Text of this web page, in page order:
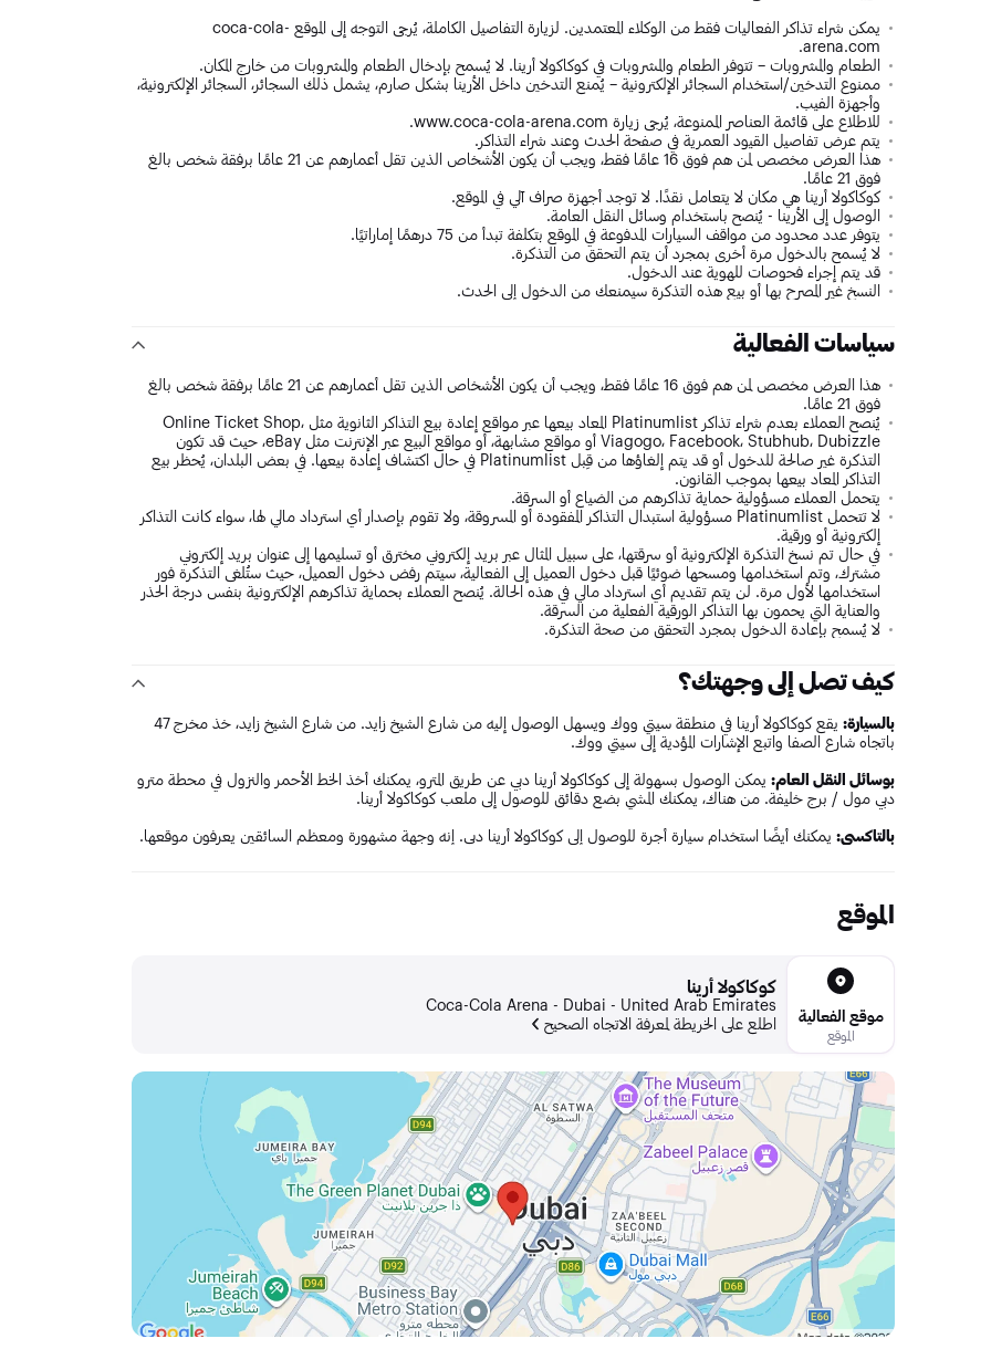
يمكن شراء تذاكر الفعاليات فقط من الوكلاء المعتمدين. لزيارة التفاصيل الكاملة، يُرجى التوجه إلى الموقع coca-cola-
arena.com.
الطعام والمشروبات – تتوفر الطعام والمشروبات في كوكاكولا أرينا. لا يُسمح بإدخال الطعام والمشروبات من خارج المكان.
ممنوع التدخين/استخدام السجائر الإلكترونية – يُمنع التدخين داخل الأرينا بشكل صارم، يشمل ذلك السجائر، السجائر الإلكترونية،
وأجهزة الفيب.
للاطلاع على قائمة العناصر الممنوعة، يُرجى زيارة www.coca-cola-arena.com.
يتم عرض تفاصيل القيود العمرية في صفحة الحدث وعند شراء التذاكر.
هذا العرض مخصص لمن هم فوق 16 عامًا فقط، ويجب أن يكون الأشخاص الذين تقل أعمارهم عن 21 عامًا برفقة شخص بالغ
فوق 21 عامًا.
كوكاكولا أرينا هي مكان لا يتعامل نقدًا. لا توجد أجهزة صراف آلي في الموقع.
الوصول إلى الأرينا - يُنصح باستخدام وسائل النقل العامة.
يتوفر عدد محدود من مواقف السيارات المدفوعة في الموقع بتكلفة تبدأ من 75 درهمًا إماراتيًا.
لا يُسمح بالدخول مرة أخرى بمجرد أن يتم التحقق من التذكرة.
قد يتم إجراء فحوصات للهوية عند الدخول.
النسخ غير المصرح بها أو بيع هذه التذكرة سيمنعك من الدخول إلى الحدث.
سياسات الفعالية
هذا العرض مخصص لمن هم فوق 16 عامًا فقط، ويجب أن يكون الأشخاص الذين تقل أعمارهم عن 21 عامًا برفقة شخص بالغ
فوق 21 عامًا.
يُنصح العملاء بعدم شراء تذاكر Platinumlist المعاد بيعها عبر مواقع إعادة بيع التذاكر الثانوية مثل Online Ticket Shop،
Viagogo، Facebook، Stubhub، Dubizzle أو مواقع مشابهة، أو مواقع البيع عبر الإنترنت مثل eBay، حيث قد تكون
التذكرة غير صالحة للدخول أو قد يتم إلغاؤها من قِبل Platinumlist في حال اكتشاف إعادة بيعها. في بعض البلدان، يُحظر بيع
التذاكر المعاد بيعها بموجب القانون.
يتحمل العملاء مسؤولية حماية تذاكرهم من الضياع أو السرقة.
لا تتحمل Platinumlist مسؤولية استبدال التذاكر المفقودة أو المسروقة، ولا تقوم بإصدار أي استرداد مالي لها، سواء كانت التذاكر
إلكترونية أو ورقية.
في حال تم نسخ التذكرة الإلكترونية أو سرقتها، على سبيل المثال عبر بريد إلكتروني مخترق أو تسليمها إلى عنوان بريد إلكتروني
مشترك، وتم استخدامها ومسحها ضوئيًا قبل دخول العميل إلى الفعالية، سيتم رفض دخول العميل، حيث ستُلغى التذكرة فور
استخدامها لأول مرة. لن يتم تقديم أي استرداد مالي في هذه الحالة. يُنصح العملاء بحماية تذاكرهم الإلكترونية بنفس درجة الحذر
والعناية التي يحمون بها التذاكر الورقية الفعلية من السرقة.
لا يُسمح بإعادة الدخول بمجرد التحقق من صحة التذكرة.
كيف تصل إلى وجهتك؟
بالسيارة:
يقع كوكاكولا أرينا في منطقة سيتي ووك ويسهل الوصول إليه من شارع الشيخ زايد. من شارع الشيخ زايد، خذ مخرج 47
باتجاه شارع الصفا واتبع الإشارات المؤدية إلى سيتي ووك.
بوسائل النقل العام: يمكن الوصول بسهولة إلى كوكاكولا أرينا دبي عن طريق المترو، يمكنك أخذ الخط الأحمر والنزول في محطة مترو
دبي مول / برج خليفة. من هناك، يمكنك المشي بضع دقائق للوصول إلى ملعب كوكاكولا أرينا.
بالتاكسي: يمكنك أيضًا استخدام سيارة أجرة للوصول إلى كوكاكولا أرينا دبي. إنه وجهة مشهورة ومعظم السائقين يعرفون موقعها.
الموقع
موقع الفعالية
الموقع
كوكاكولا أرينا
Coca-Cola Arena - Dubai - United Arab Emirates
اطلع على الخريطة لمعرفة الاتجاه الصحيح